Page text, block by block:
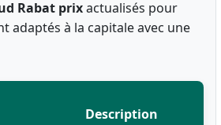
Rabat prixactualisés pour
adaptés à la capitale avec une
Description